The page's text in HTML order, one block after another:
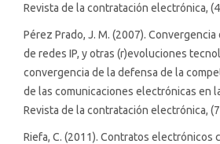
Revista de la contratación electrónica,
Pérez Prado, J. M. (2007).
de redes IP, y otras (r)evoluciones
convergencia de la defensa de la
de las comunicaciones electrónicas en
Revista de la contratación electrónica,
Riefa, C. (2011). Contratos electrónicos